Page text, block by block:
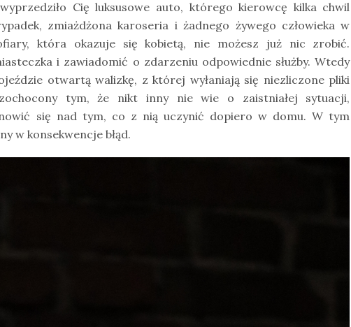
Cię luksusowe auto, którego kierowcę kilka chwil
zmiażdżona karoseria i żadnego żywego człowieka w
która okazuje się kobietą, nie możesz już nic zrobić.
i zawiadomić o zdarzeniu odpowiednie służby. Wtedy
otwartą walizkę, z której wyłaniają się niezliczone pliki
tym, że nikt inny nie wie o zaistniałej sytuacji,
się nad tym, co z nią uczynić dopiero w domu. W tym
w konsekwencje błąd.